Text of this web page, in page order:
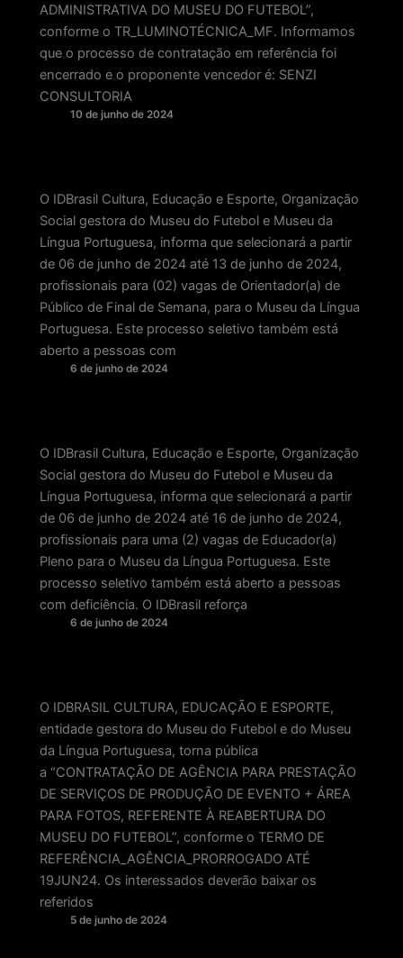
ADMINISTRATIVA DO MUSEU DO FUTEBOL”,
conforme o TR_LUMINOTÉCNICA_MF. Informamos
que o processo de contratação em referência foi
encerrado e o proponente vencedor é: SENZI
CONSULTORIA
10 de junho de 2024
O IDBrasil Cultura, Educação e Esporte, Organização
Social gestora do Museu do Futebol e Museu da
Língua Portuguesa, informa que selecionará a partir
de 06 de junho de 2024 até 13 de junho de 2024,
profissionais para (02) vagas de Orientador(a) de
Público de Final de Semana, para o Museu da Língua
Portuguesa. Este processo seletivo também está
aberto a pessoas com
6 de junho de 2024
O IDBrasil Cultura, Educação e Esporte, Organização
Social gestora do Museu do Futebol e Museu da
Língua Portuguesa, informa que selecionará a partir
de 06 de junho de 2024 até 16 de junho de 2024,
profissionais para uma (2) vagas de Educador(a)
Pleno para o Museu da Língua Portuguesa. Este
processo seletivo também está aberto a pessoas
com deficiência. O IDBrasil reforça
6 de junho de 2024
O IDBRASIL CULTURA, EDUCAÇÃO E ESPORTE,
entidade gestora do Museu do Futebol e do Museu
da Língua Portuguesa, torna pública
a “CONTRATAÇÃO DE AGÊNCIA PARA PRESTAÇÃO
DE SERVIÇOS DE PRODUÇÃO DE EVENTO + ÁREA
PARA FOTOS, REFERENTE À REABERTURA DO
MUSEU DO FUTEBOL”, conforme o TERMO DE
REFERÊNCIA_AGÊNCIA_PRORROGADO ATÉ
19JUN24. Os interessados deverão baixar os
referidos
5 de junho de 2024